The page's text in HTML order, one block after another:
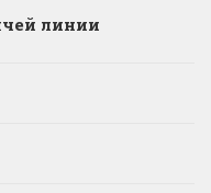
линии